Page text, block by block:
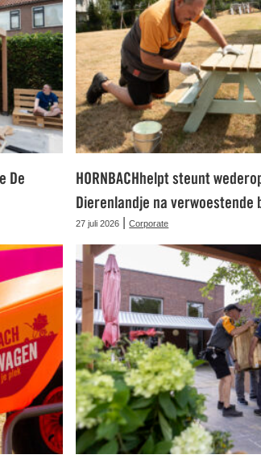
De
HORNBACHhelpt steunt
Dierenlandje na verwoestende
27 juli 2026 |Corporate